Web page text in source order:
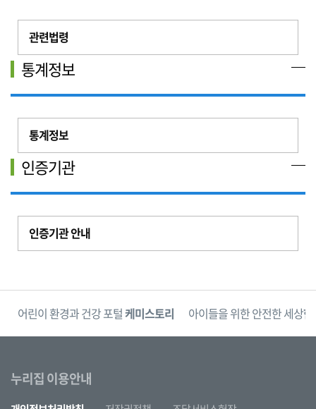
관련법령
통계정보
통계정보
인증기관
인증기관 안내
어린이 환경과 건강 포털케미스토리 아이들을 위한 안전한 세상
누리집 이용안내